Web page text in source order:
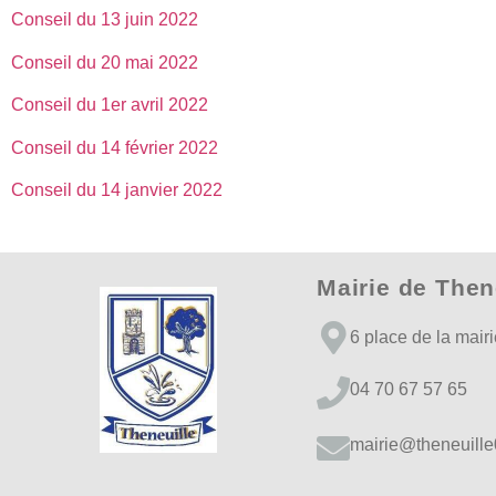
Conseil du 13 juin 2022
Conseil du 20 mai 2022
Conseil du 1er avril 2022
Conseil du 14 février 2022
Conseil du 14 janvier 2022
Mairie de
6 place de la
04 70 67 57 65